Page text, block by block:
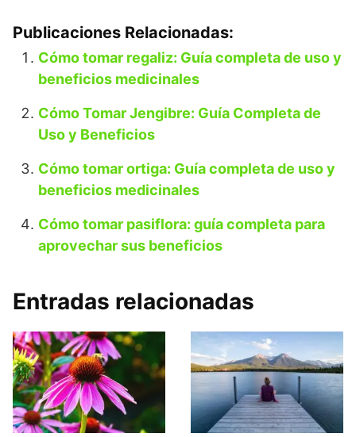
Publicaciones Relacionadas:
Cómo tomar regaliz: Guía completa de uso y
beneficios medicinales
Cómo Tomar Jengibre: Guía Completa de
Uso y Beneficios
Cómo tomar ortiga: Guía completa de uso y
beneficios medicinales
Cómo tomar pasiflora: guía completa para
aprovechar sus beneficios
Entradas relacionadas